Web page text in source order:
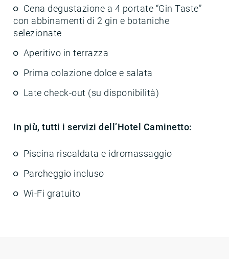
Cena degustazione a 4 portate “Gin Taste”
con abbinamenti di 2 gin e botaniche
selezionate
Aperitivo in terrazza
Prima colazione dolce e salata
Late check-out (su disponibilità)
In più, tutti i servizi dell’Hotel Caminetto:
Piscina riscaldata e idromassaggio
Parcheggio incluso
Wi-Fi gratuito